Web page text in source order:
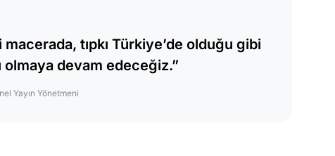
tıpkı Türkiye’de olduğu gibi
olmaya devam edeceğiz.”
Yayın Yönetmeni